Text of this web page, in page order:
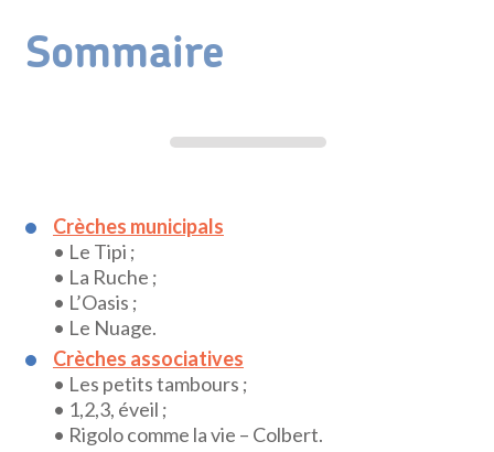
Sommaire
Crèches municipals
• Le Tipi ;
• La Ruche ;
• L’Oasis ;
• Le Nuage.
Crèches associatives
• Les petits tambours ;
• 1,2,3, éveil ;
• Rigolo comme la vie – Colbert.